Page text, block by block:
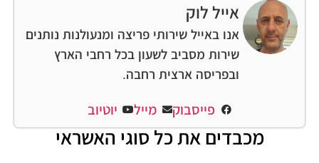
אייל לוק
אנו באייל שירותי פריצה ומנעולנות נותנים
שירות מסביב לשעון בכל רחבי הארץ
ובפריסה ארצית רחבה.
פייסבוק מייל יוטיוב
מכבדים את כל סוגי האשראי